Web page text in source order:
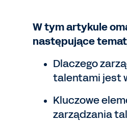
W tym artykule
następujące
Dlaczego
talentami jest
Kluczowe
zarządzania